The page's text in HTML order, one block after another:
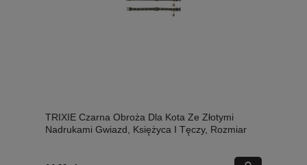
TRIXIE Czarna Obroża Dla Kota Ze Złotymi
Nadrukami Gwiazd, Księżyca I Tęczy, Rozmiar